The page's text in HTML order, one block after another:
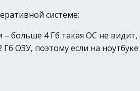
системе:
больше 4 Гб такая ОС не
ОЗУ, поэтому если на